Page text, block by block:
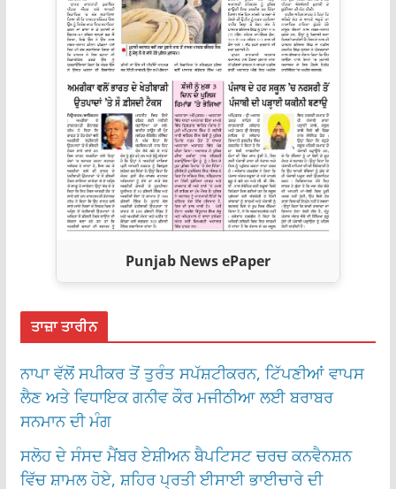
Punjab News ePaper
ਤਾਜ਼ਾ ਤਾਰੀਨ
ਨਾਪਾ ਵੱਲੋਂ ਸਪੀਕਰ ਤੋਂ ਤੁਰੰਤ ਸਪੱਸ਼ਟੀਕਰਨ, ਟਿੱਪਣੀਆਂ ਵਾਪਸ
ਲੈਣ ਅਤੇ ਵਿਧਾਇਕ ਗਨੀਵ ਕੌਰ ਮਜੀਠੀਆ ਲਈ ਬਰਾਬਰ
ਸਨਮਾਨ ਦੀ ਮੰਗ
ਸਲੋਹ ਦੇ ਸੰਸਦ ਮੈਂਬਰ ਏਸ਼ੀਅਨ ਬੈਪਟਿਸਟ ਚਰਚ ਕਨਵੈਨਸ਼ਨ
ਵਿੱਚ ਸ਼ਾਮਲ ਹੋਏ, ਸ਼ਹਿਰ ਪ੍ਰਤੀ ਈਸਾਈ ਭਾਈਚਾਰੇ ਦੀ